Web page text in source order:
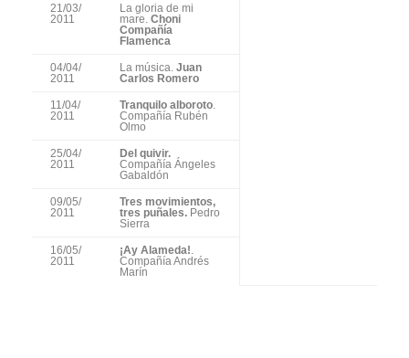
21/03/
2011
La gloria de mi
mare. Choni
Compañía
Flamenca
04/04/
2011
La música. Juan
Carlos Romero
11/04/
2011
Tranquilo alboroto
Compañía Rubén
Olmo
25/04/
2011
Del quivir.
Compañía Ángeles
Gabaldón
09/05/
2011
Tres movimientos,
tres puñales. Pedro
Sierra
16/05/
2011
¡Ay Alameda!
Compañía Andrés
Marín